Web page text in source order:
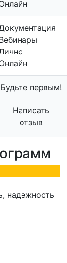
Онлайн
Вебинары
Онлайн
Будьте первым!
Написать
отзыв
надежность